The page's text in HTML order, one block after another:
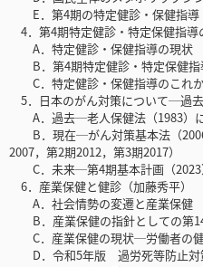
E．第4期の特定健診・保健指導
4．第4期特定健診・特定保健指導
A．特定健診・保健指導の現状
B．第4期特定健診・特定保健指
C．特定健診・保健指導のこれ
5．日本のがん対策について─過
A．過去─老人保健法（1983）
B．現在─がん対策基本法（
2007，第2期2012，第3期2017）
C．未来─第4期基本計画（2023
6．産業保健と健診（加藤秀平）
A．社会情勢の変遷と産業保健
B．産業保健の指針としての第
C．産業保健の現状─労働者の健
D．令和5年版 過労死等防止対